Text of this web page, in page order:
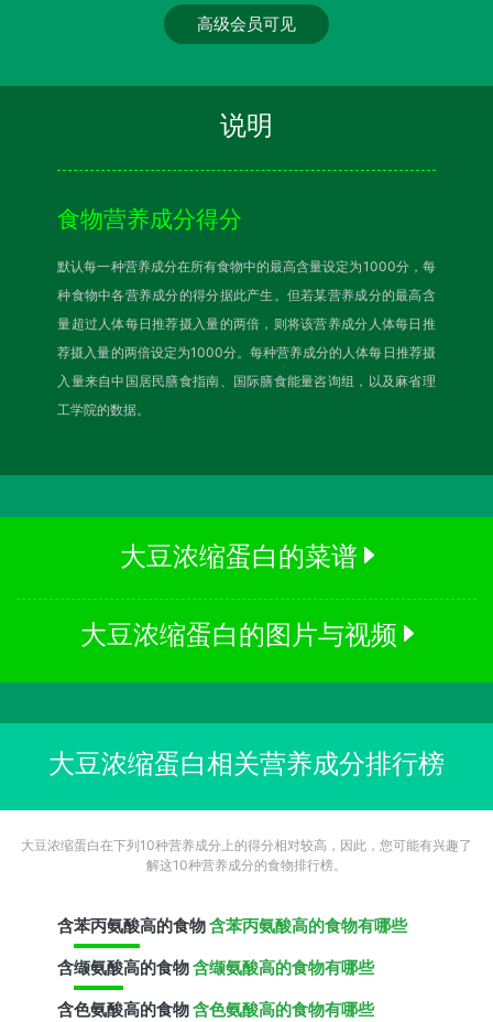
高级会员可见
说明
食物营养成分得分
默认每一种营养成分在所有食物中的最高含量设定为1000分，每
种食物中各营养成分的得分据此产生。但若某营养成分的最高含
量超过人体每日推荐摄入量的两倍，则将该营养成分人体每日推
荐摄入量的两倍设定为1000分。每种营养成分的人体每日推荐摄
入量来自中国居民膳食指南、国际膳食能量咨询组，以及麻省理
工学院的数据。
大豆浓缩蛋白的菜谱
大豆浓缩蛋白的图片与视频
大豆浓缩蛋白相关营养成分排行榜
大豆浓缩蛋白在下列10种营养成分上的得分相对较高，因此，您可能有兴趣了
解这10种营养成分的食物排行榜。
含苯丙氨酸高的食物含苯丙氨酸高的食物有哪些
含缬氨酸高的食物含缬氨酸高的食物有哪些
含色氨酸高的食物含色氨酸高的食物有哪些